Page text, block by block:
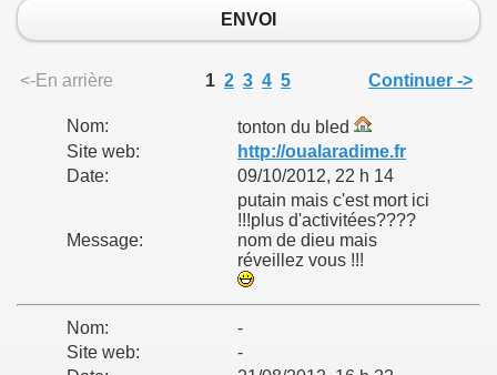
ENVOI
<-En arrière 1 2 3 4 5 Continuer ->
Nom:
tonton du bled
Site web:
http://oualaradime.fr
Date:
09/10/2012, 22 h 14
Message:
putain mais c'est mort ici
!!!plus d'activitées????
nom de dieu mais
réveillez vous !!!
Nom:
-
Site web:
-